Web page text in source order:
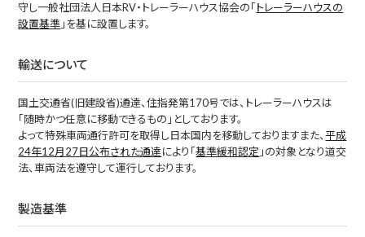
守し一般社団法人日本RV・トレーラーハウス協会の「トレーラーハウスの
設置基準 」を基に設置します。
輸送について
国土交通省(旧建設省)通達、住指発第170号では、トレーラーハウスは
「随時かつ任意に移動できるもの」としております。
よって特殊車両通行許可を取得し日本国内を移動しておりますまた、平成
24年12月27日公布された通達により「基準緩和認定 」の対象となり道交
法、車両法を遵守して運行しております。
製造基準